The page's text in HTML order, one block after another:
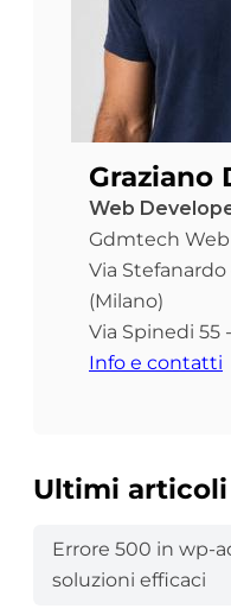
Graziano
Web
Gdmtech
Via
(Milano)
Via Spinedi 55
Info e contatti
Ultimi articoli
Errore 500 in wp-
soluzioni efficaci